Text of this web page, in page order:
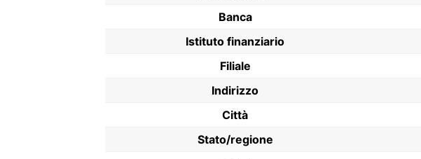
Banca
Istituto finanziario
Filiale
Indirizzo
Città
Stato/regione